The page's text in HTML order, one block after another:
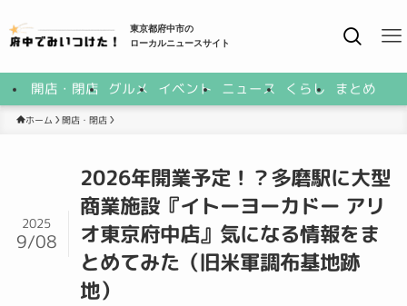
東京都府中市の
ローカルニュースサイト
開店・閉店 グルメ イベント ニュース くらし まとめ
ホーム 開店・閉店
2026年開業予定！？多磨駅に大型
商業施設『イトーヨーカドー アリ
オ東京府中店』気になる情報をま
とめてみた（旧米軍調布基地跡
地）
2025
9/08